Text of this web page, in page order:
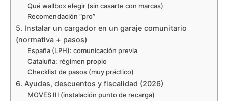
Qué wallbox elegir (sin casarte con marcas)
Recomendación “pro”
5. Instalar un cargador en un garaje comunitario
(normativa + pasos)
España (LPH): comunicación previa
Cataluña: régimen propio
Checklist de pasos (muy práctico)
6. Ayudas, descuentos y fiscalidad (2026)
MOVES III (instalación punto de recarga)